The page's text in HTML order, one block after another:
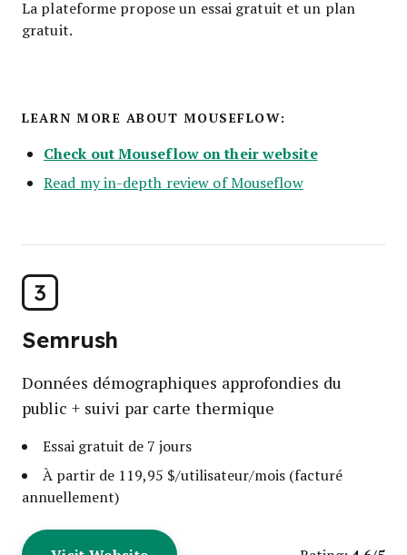
La plateforme propose un essai gratuit et un plan
gratuit.
LEARN MORE ABOUT MOUSEFLOW:
Check out Mouseflow on their website
Read my in-depth review of Mouseflow
3
Semrush
Données démographiques approfondies du
public + suivi par carte thermique
Essai gratuit de 7 jours
À partir de 119,95 $/utilisateur/mois (facturé
annuellement)